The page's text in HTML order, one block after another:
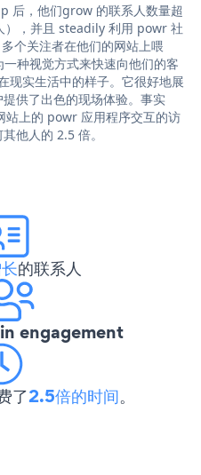
，他们grow 的联系人数量超
），并且 steadily 利用 powr 社
个关注者在他们的网站上喂
种视觉方式来快速向他们的客
实生活中的样子。它很好地展
供了出色的现场体验。事实
上的 powr 应用程序交互的访
他人的 2.5 倍。
的联系人
in engagement
了2.5倍的时间。